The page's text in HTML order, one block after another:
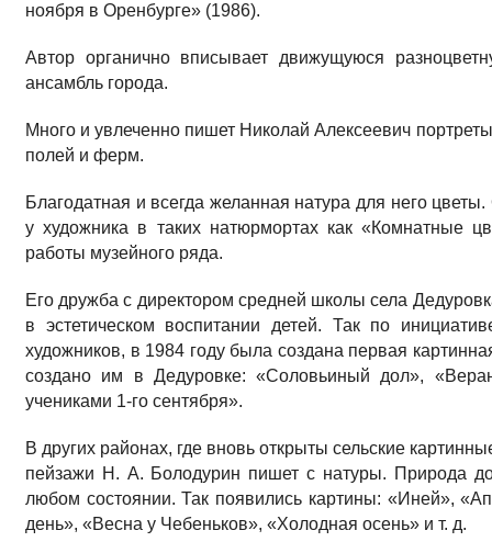
нояб­ря в Оренбурге» (1986).
Автор органично вписывает движущуюся
ансамбль города.
Мно­го и увлеченно пишет Николай Алексеевич
полей и ферм.
Благодатная и всегда желанная натура для него
у худож­ника в таких натюрмортах как «Комнатные
работы музейного ряда.
Его дружба с директором средней школы села
в эстетическом воспитании детей. Так по
художников, в 1984 году была создана первая
создано им в Дедуровке: «Соловьи­ный дол»,
учениками 1-го сентября».
В других районах, где вновь от­крыты сельские
пейзажи Н. А. Болодурин пишет с натуры. Природа
любом состоянии. Так появились картины: «Иней»,
день», «Весна у Чебеньков», «Холод­ная осень» и т. д.